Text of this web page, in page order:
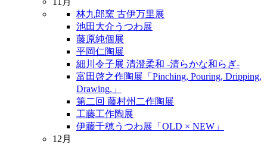
林九郎窯 古伊万里展
池田大介うつわ展
藤原純個展
平岡仁陶展
細川令子展 清澄柔和 -清らかな和らぎ-
富田啓之作陶展「Pinching, Pouring, Dripping,
Drawing.」
第二回 藤村州二作陶展
工藤工作陶展
伊藤千穂うつわ展「OLD × NEW」
12月